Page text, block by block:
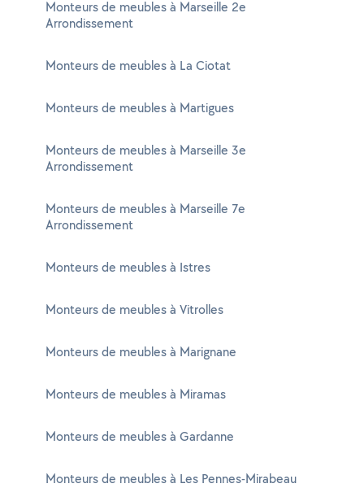
Monteurs de meubles à Marseille 2e
Arrondissement
Monteurs de meubles à La Ciotat
Monteurs de meubles à Martigues
Monteurs de meubles à Marseille 3e
Arrondissement
Monteurs de meubles à Marseille 7e
Arrondissement
Monteurs de meubles à Istres
Monteurs de meubles à Vitrolles
Monteurs de meubles à Marignane
Monteurs de meubles à Miramas
Monteurs de meubles à Gardanne
Monteurs de meubles à Les Pennes-Mirabeau